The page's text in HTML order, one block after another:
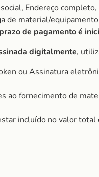
social, Endereço
de material/
de pagamento é
digitalmente,
ou Assinatura
ao fornecimento de
incluído no valor